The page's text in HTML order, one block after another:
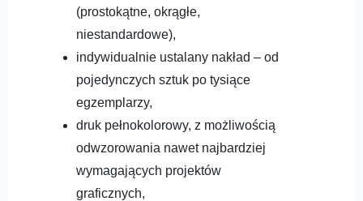
(prostokątne, okrągłe,
niestandardowe),
indywidualnie ustalany nakład – od
pojedynczych sztuk po tysiące
egzemplarzy,
druk pełnokolorowy, z możliwością
odwzorowania nawet najbardziej
wymagających projektów
graficznych,